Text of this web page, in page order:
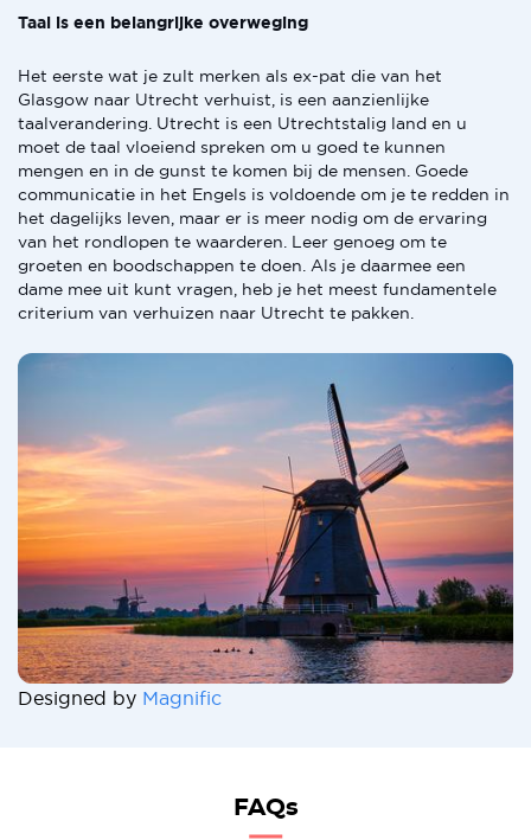
Taal is een belangrijke overweging
Het eerste wat je zult merken als ex-pat die van het
Glasgow naar Utrecht verhuist, is een aanzienlijke
taalverandering. Utrecht is een Utrechtstalig land en u
moet de taal vloeiend spreken om u goed te kunnen
mengen en in de gunst te komen bij de mensen. Goede
communicatie in het Engels is voldoende om je te redden in
het dagelijks leven, maar er is meer nodig om de ervaring
van het rondlopen te waarderen. Leer genoeg om te
groeten en boodschappen te doen. Als je daarmee een
dame mee uit kunt vragen, heb je het meest fundamentele
criterium van verhuizen naar Utrecht te pakken.
Designed by Magnific
FAQs